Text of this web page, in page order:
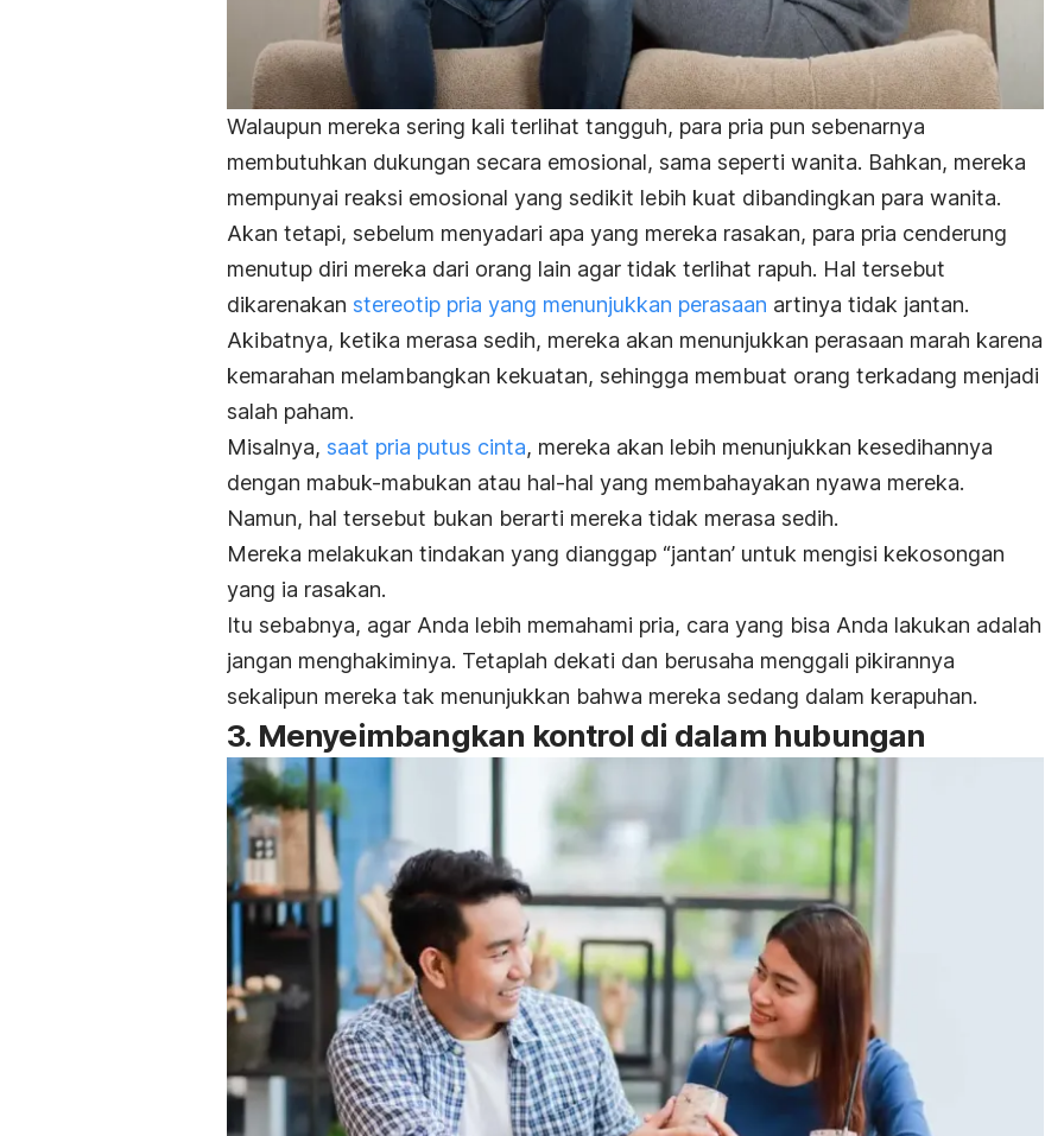
Walaupun mereka sering kali terlihat tangguh, para pria pun sebenarnya
membutuhkan dukungan secara emosional, sama seperti wanita. Bahkan, mereka
mempunyai reaksi emosional yang sedikit lebih kuat dibandingkan para wanita.
Akan tetapi, sebelum menyadari apa yang mereka rasakan, para pria cenderung
menutup diri mereka dari orang lain agar tidak terlihat rapuh. Hal tersebut
dikarenakan stereotip pria yang menunjukkan perasaan artinya tidak jantan.
Akibatnya, ketika merasa sedih, mereka akan menunjukkan perasaan marah karena
kemarahan melambangkan kekuatan, sehingga membuat orang terkadang menjadi
salah paham.
Misalnya, saat pria putus cinta, mereka akan lebih menunjukkan kesedihannya
dengan mabuk-mabukan atau hal-hal yang membahayakan nyawa mereka.
Namun, hal tersebut bukan berarti mereka tidak merasa sedih.
Mereka melakukan tindakan yang dianggap “jantan’ untuk mengisi kekosongan
yang ia rasakan.
Itu sebabnya, agar Anda lebih memahami pria, cara yang bisa Anda lakukan adalah
jangan menghakiminya. Tetaplah dekati dan berusaha menggali pikirannya
sekalipun mereka tak menunjukkan bahwa mereka sedang dalam kerapuhan.
3. Menyeimbangkan kontrol di dalam hubungan